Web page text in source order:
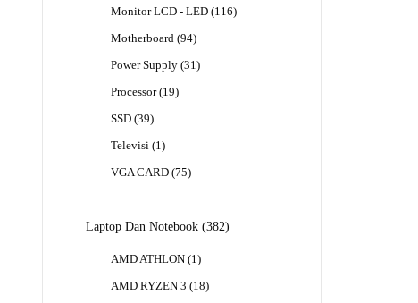
Monitor LCD - LED 116116
Motherboard 9494
Power Supply 3131
Processor 1919
SSD 3939
Televisi 11
VGA CARD 7575
Laptop Dan Notebook 382382
AMD ATHLON 11
AMD RYZEN 3
1818